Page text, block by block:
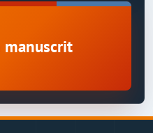
manuscrit